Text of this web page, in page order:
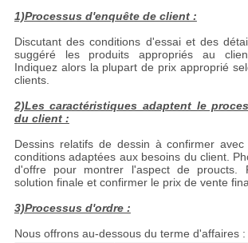
1)Processus d'enquête de client :
Discutant des conditions d'essai et des
suggéré les produits appropriés au
Indiquez alors la plupart de prix approprié
clients.
2)Les caractéristiques adaptent le
du client :
Dessins relatifs de dessin à confirmer
conditions adaptées aux besoins du client.
d'offre pour montrer l'aspect de proucts.
solution finale et confirmer le prix de vente
3)Processus d'ordre :
Nous offrons au-dessous du terme d'affaires :